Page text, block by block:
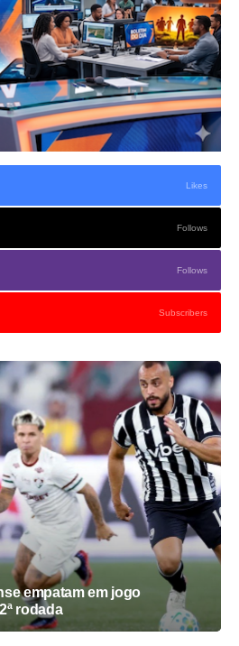
Likes
Follows
Follows
Subscribers
empatam em jogo
rodada